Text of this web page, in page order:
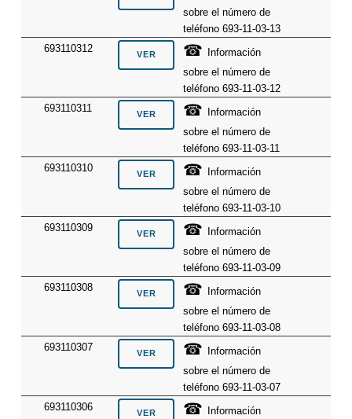
sobre el número de
teléfono 693-11-03-13
693110312
☎
Información
sobre el número de
teléfono 693-11-03-12
693110311
☎
Información
sobre el número de
teléfono 693-11-03-11
693110310
☎
Información
sobre el número de
teléfono 693-11-03-10
693110309
☎
Información
sobre el número de
teléfono 693-11-03-09
693110308
☎
Información
sobre el número de
teléfono 693-11-03-08
693110307
☎
Información
sobre el número de
teléfono 693-11-03-07
693110306
☎
Información